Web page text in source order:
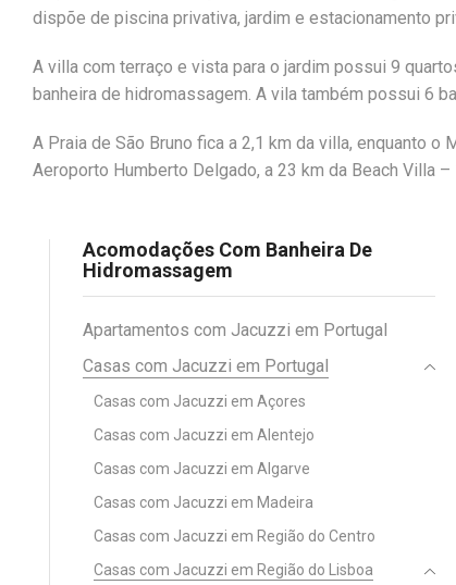
dispõe de piscina privativa, jardim e estacionamento
A villa com terraço e vista para o jardim possui 9
banheira de hidromassagem. A vila também possui 6
A Praia de São Bruno fica a 2,1 km da villa, enquanto
Aeroporto Humberto Delgado, a 23 km da Beach Villa
Acomodações Com Banheira De
Hidromassagem
Apartamentos com Jacuzzi em Portugal
Casas com Jacuzzi em Portugal
Casas com Jacuzzi em Açores
Casas com Jacuzzi em Alentejo
Casas com Jacuzzi em Algarve
Casas com Jacuzzi em Madeira
Casas com Jacuzzi em Região do Centro
Casas com Jacuzzi em Região do Lisboa